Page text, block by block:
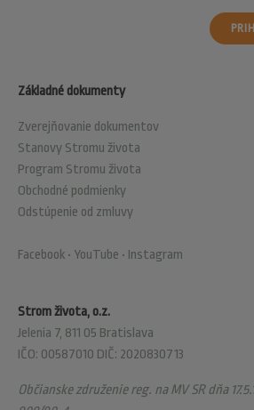
Strom života, o.z.
Jelenia 7, 811 05 Bratislava
IČO: 00587010 DIČ: 2020830713
Občianske združenie reg. na MV SR dňa
Základné dokumenty
Zverejňovanie dokumentov
Stanovy Stromu života
Program Stromu života
Obchodné podmienky
Odstúpenie od zmluvy
Facebook • YouTube • Instagram